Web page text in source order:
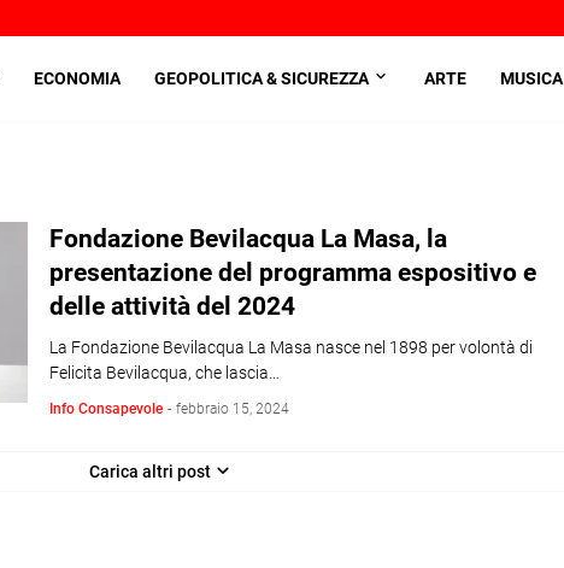
ECONOMIA GEOPOLITICA & SICUREZZA ARTE MUSICA
Fondazione Bevilacqua La Masa, la
presentazione del programma espositivo e
delle attività del 2024
La Fondazione Bevilacqua La Masa nasce nel 1898 per volontà di
Felicita Bevilacqua, che lascia…
Info Consapevole - febbraio 15, 2024
Carica altri post